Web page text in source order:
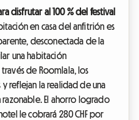
disfrutar al 100 % del festival
en casa del anfitrión es
desconectada de la
una habitación
de Roomlala, los
reflejan la realidad de una
El ahorro logrado
le cobrará 280 CHF por